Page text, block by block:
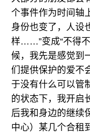
个事件作为时间轴
身份也变了，人设
样……”变成“不得
候，我先是感觉
们提供保护的爱不
于没有什么可以管
的状态下，我开启
后我和身边的继续
中心）某几个合租